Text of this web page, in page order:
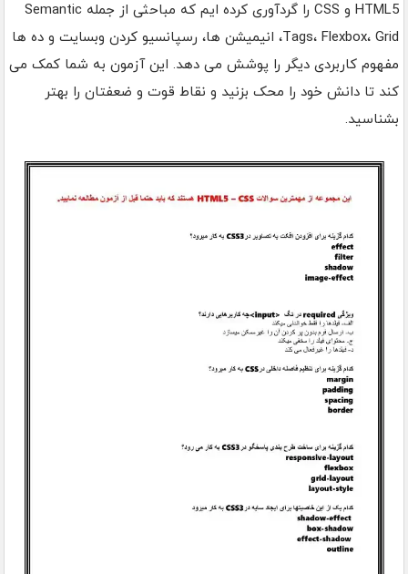
HTML5 و CSS را گردآوری کرده‌ ایم که مباحثی از جمله Semantic
Tags، Flexbox، Grid، انیمیشن‌ ها، رسپانسیو کردن وبسایت و ده‌ ها
مفهوم کاربردی دیگر را پوشش می‌ دهد. این آزمون به شما کمک می‌
کند تا دانش خود را محک بزنید و نقاط قوت و ضعفتان را بهتر
بشناسید.